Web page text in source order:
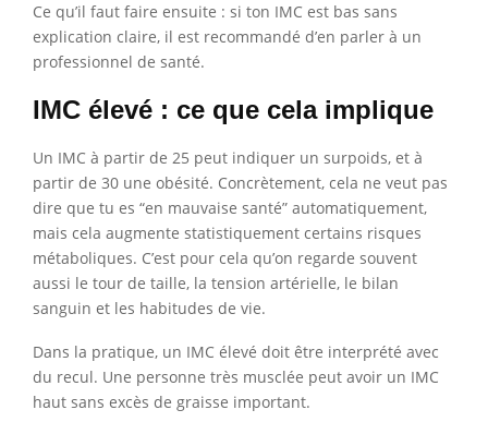
Ce qu’il faut faire ensuite : si ton IMC est bas sans
explication claire, il est recommandé d’en parler à un
professionnel de santé.
IMC élevé : ce que cela implique
Un IMC à partir de 25 peut indiquer un surpoids, et à
partir de 30 une obésité. Concrètement, cela ne veut pas
dire que tu es “en mauvaise santé” automatiquement,
mais cela augmente statistiquement certains risques
métaboliques. C’est pour cela qu’on regarde souvent
aussi le tour de taille, la tension artérielle, le bilan
sanguin et les habitudes de vie.
Dans la pratique, un IMC élevé doit être interprété avec
du recul. Une personne très musclée peut avoir un IMC
haut sans excès de graisse important.